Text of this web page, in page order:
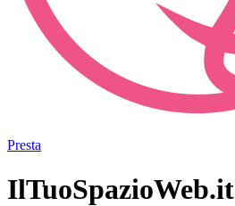
Presta
IlTuoSpazioWeb.it